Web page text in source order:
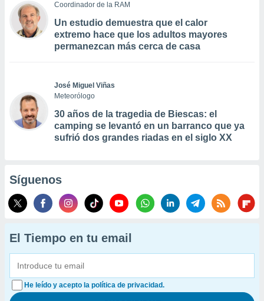
Coordinador de la RAM
Un estudio demuestra que el calor
extremo hace que los adultos mayores
permanezcan más cerca de casa
José Miguel Viñas
Meteorólogo
30 años de la tragedia de Biescas: el
camping se levantó en un barranco que ya
sufrió dos grandes riadas en el siglo XX
Síguenos
El Tiempo en tu email
He leído y acepto la política de privacidad.